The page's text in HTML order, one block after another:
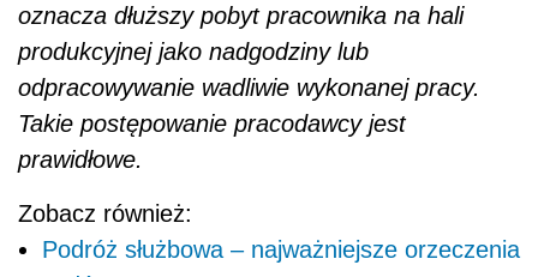
oznacza dłuższy pobyt pracownika na hali
produkcyjnej jako nadgodziny lub
odpracowywanie wadliwie wykonanej pracy.
Takie postępowanie pracodawcy jest
prawidłowe.
Zobacz również:
Podróż służbowa – najważniejsze orzeczenia